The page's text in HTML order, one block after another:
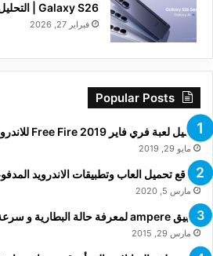
Galaxy S26 | التحليل الشامل 2026
فبراير 27, 2026
Popular Posts
تحميل لعبة فري فاير Free Fire 2019 للاندرويد والكمبيوتر مجانا
مايو 29, 2019
مواقع تحميل العاب وتطبيقات الاندرويد
مارس 5, 2020
تطبيق ampere لمعرفة حالة البطارية و سرعة الشحن
مارس 29, 2015